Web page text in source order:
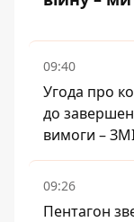
09:40
Угода про
до
вимоги –
09:26
Пентагон